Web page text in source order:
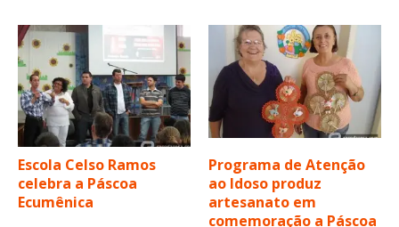
Escola Celso Ramos
celebra a Páscoa
Ecumênica
Programa de Atenção
ao Idoso produz
artesanato em
comemoração a Páscoa